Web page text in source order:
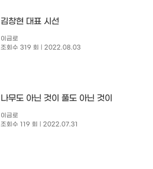
김창현 대표 시선
이금로
조회수 319 회
| 2022.08.03
나무도 아닌 것이 풀도 아닌 것이
이금로
조회수 119 회
| 2022.07.31